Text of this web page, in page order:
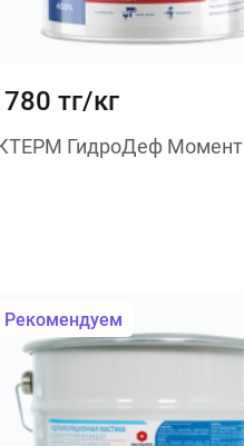
тг/кг
ГидроДеф Момент
Рекомендуем